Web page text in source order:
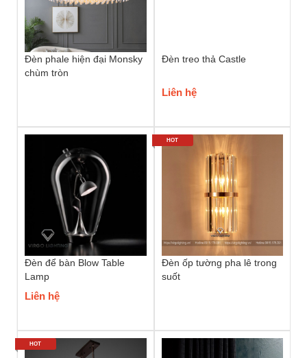
Đèn phale hiện đại Monsky
chùm tròn
Đèn treo thả Castle
Liên hệ
Đèn để bàn Blow Table
Lamp
Liên hệ
Đèn ốp tường pha lê trong
suốt
HOT
HOT